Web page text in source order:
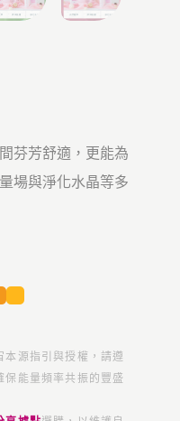
芬芳舒適，更能為
場與淨化水晶等多
本源指引與授權，請遵
保能量頻率共振的豐盛